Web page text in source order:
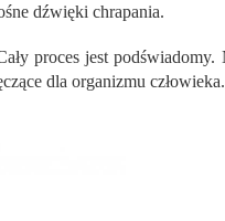
dźwięki chrapania.
proces jest
dla organizmu człowieka.